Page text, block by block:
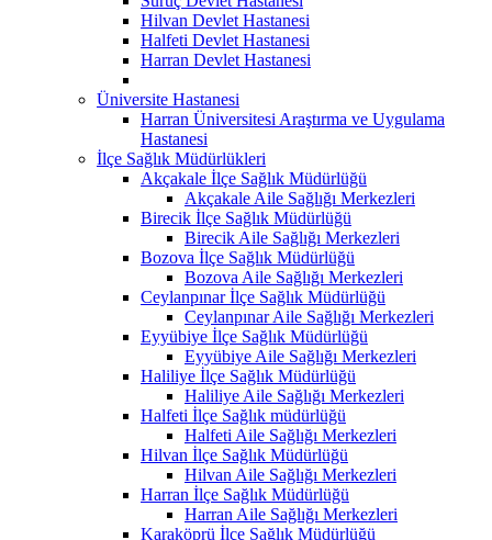
Hilvan Devlet Hastanesi
Halfeti Devlet Hastanesi
Harran Devlet Hastanesi
Üniversite Hastanesi
Harran Üniversitesi Araştırma ve Uygulama
Hastanesi
İlçe Sağlık Müdürlükleri
Akçakale İlçe Sağlık Müdürlüğü
Akçakale Aile Sağlığı Merkezleri
Birecik İlçe Sağlık Müdürlüğü
Birecik Aile Sağlığı Merkezleri
Bozova İlçe Sağlık Müdürlüğü
Bozova Aile Sağlığı Merkezleri
Ceylanpınar İlçe Sağlık Müdürlüğü
Ceylanpınar Aile Sağlığı Merkezleri
Eyyübiye İlçe Sağlık Müdürlüğü
Eyyübiye Aile Sağlığı Merkezleri
Haliliye İlçe Sağlık Müdürlüğü
Haliliye Aile Sağlığı Merkezleri
Halfeti İlçe Sağlık müdürlüğü
Halfeti Aile Sağlığı Merkezleri
Hilvan İlçe Sağlık Müdürlüğü
Hilvan Aile Sağlığı Merkezleri
Harran İlçe Sağlık Müdürlüğü
Harran Aile Sağlığı Merkezleri
Karaköprü İlçe Sağlık Müdürlüğü